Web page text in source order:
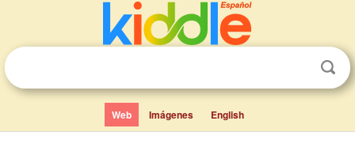
Web Imágenes English